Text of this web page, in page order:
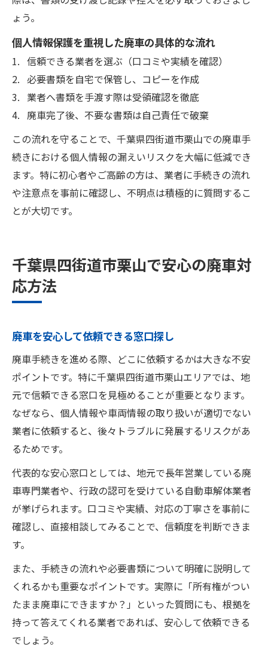
ょう。
個人情報保護を重視した廃車の具体的な流れ
信頼できる業者を選ぶ（口コミや実績を確認）
必要書類を自宅で保管し、コピーを作成
業者へ書類を手渡す際は受領確認を徹底
廃車完了後、不要な書類は自己責任で破棄
この流れを守ることで、千葉県四街道市栗山での廃車手
続きにおける個人情報の漏えいリスクを大幅に低減でき
ます。特に初心者やご高齢の方は、業者に手続きの流れ
や注意点を事前に確認し、不明点は積極的に質問するこ
とが大切です。
千葉県四街道市栗山で安心の廃車対
応方法
廃車を安心して依頼できる窓口探し
廃車手続きを進める際、どこに依頼するかは大きな不安
ポイントです。特に千葉県四街道市栗山エリアでは、地
元で信頼できる窓口を見極めることが重要となります。
なぜなら、個人情報や車両情報の取り扱いが適切でない
業者に依頼すると、後々トラブルに発展するリスクがあ
るためです。
代表的な安心窓口としては、地元で長年営業している廃
車専門業者や、行政の認可を受けている自動車解体業者
が挙げられます。口コミや実績、対応の丁寧さを事前に
確認し、直接相談してみることで、信頼度を判断できま
す。
また、手続きの流れや必要書類について明確に説明して
くれるかも重要なポイントです。実際に「所有権がつい
たまま廃車にできますか？」といった質問にも、根拠を
持って答えてくれる業者であれば、安心して依頼できる
でしょう。